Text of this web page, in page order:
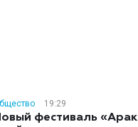
19:29
фестиваль